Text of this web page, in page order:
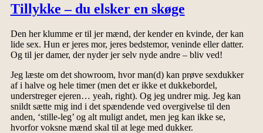
Tillykke – du elsker en skøge
Den her klumme er til jer mænd, der kender en kvinde, der kan
lide sex. Hun er jeres mor, jeres bedstemor, veninde eller datter.
Og til jer damer, der nyder jer selv nyde andre – bliv ved!
Jeg læste om det showroom, hvor man(d) kan prøve sexdukker
af i halve og hele timer (men det er ikke et dukkebordel,
understreger ejeren… yeah, right). Og jeg undrer mig. Jeg kan
snildt sætte mig ind i det spændende ved overgivelse til den
anden, ‘stille-leg’ og alt muligt andet, men jeg kan ikke se,
hvorfor voksne mænd skal til at lege med dukker.